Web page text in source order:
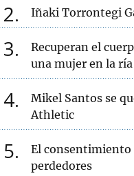
2 Iñaki Torrontegi
3
Recuperan el
una mujer en la
4
Mikel Santos se
Athletic
5
El consentimiento
perdedores